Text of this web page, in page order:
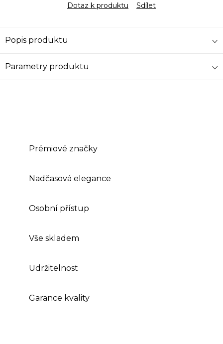
Dotaz k produktu
Sdílet
Popis produktu
Parametry produktu
Prémiové značky
Nadčasová elegance
Osobní přístup
Vše skladem
Udržitelnost
Garance kvality